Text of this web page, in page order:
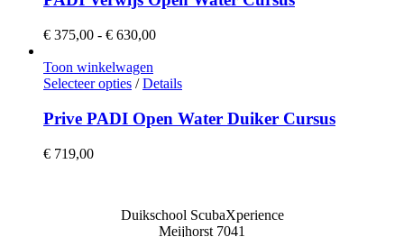
op
productpagina
meerdere
variaties.
Deze
optie
kan
gekozen
worden
op
€ 375,00 - € 630,00Prijsklasse:
€ 630,00
Toon winkelwagen
Selecteer opties / Details
Prive PADI Open Water Duiker Cursus
€ 719,00
Duikschool ScubaXperience
Meijhorst 7041